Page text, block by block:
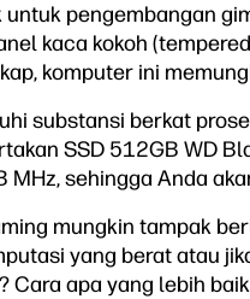
pengembangan
kaca kokoh
komputer ini
substansi berkat
SSD 512GB WD
MHz, sehingga Anda
mungkin tampak
yang berat atau
Cara apa yang lebih